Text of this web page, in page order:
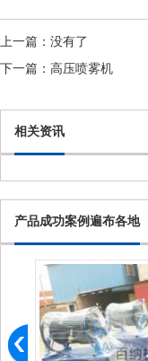
上一篇： 没有了
下一篇： 高压喷雾机
相关资讯
产品成功案例遍布各地